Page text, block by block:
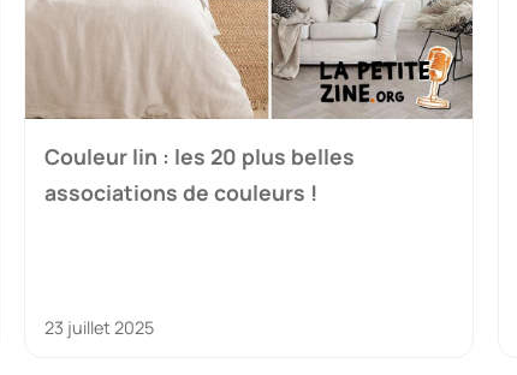
Couleur lin : les 20 plus belles
associations de couleurs !
23 juillet 2025